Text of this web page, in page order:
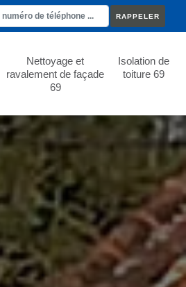
Nettoyage et
ravalement de façade
69
Isolation de
toiture 69